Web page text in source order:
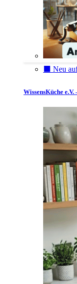
⬛️ Neu
WissensKüche